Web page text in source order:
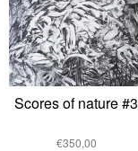
Scores of nature #3
€350,00